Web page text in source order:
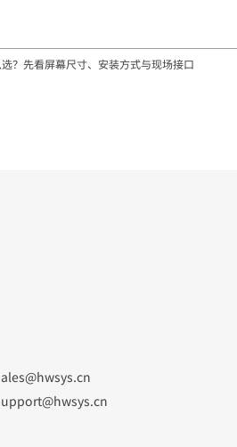
？先看屏幕尺寸、安装方式与现场接口